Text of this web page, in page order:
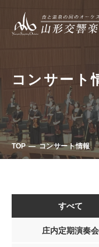
コンサート
TOP コンサート情報
すべて
庄内定期演奏会